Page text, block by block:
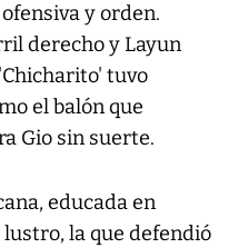
y orden.
derecho y Layun
tuvo
el balón que
Gio sin suerte.
educada en
la que defendió